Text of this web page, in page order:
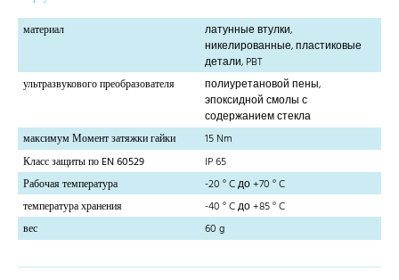
материал
латунные втулки,
никелированные, пластиковые
детали, PBT
ультразвукового преобразователя
полиуретановой пены,
эпоксидной смолы с
содержанием стекла
максимум Момент затяжки гайки
15 Nm
Класс защиты по EN 60529
IP 65
Рабочая температура
-20 ° C до +70 ° C
температура хранения
-40 ° C до +85 ° C
вес
60 g